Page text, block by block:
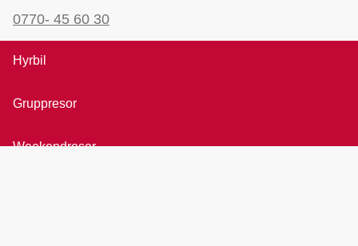
0770- 45 60 30
Hyrbil
Gruppresor
Weekendresor